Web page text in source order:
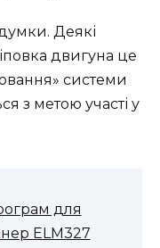
Деякі
двигуна це
системи
з метою участі у
для
ELM327